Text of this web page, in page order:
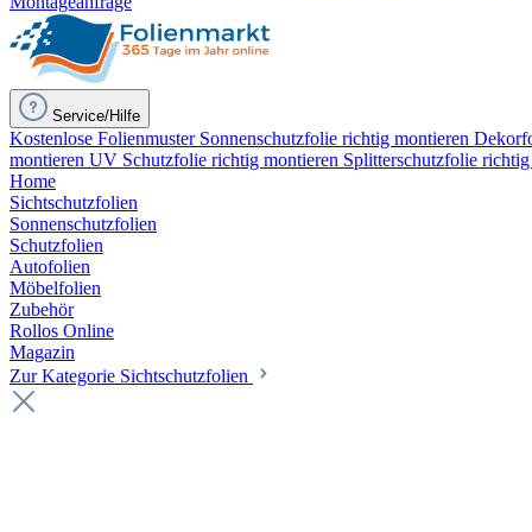
Service/Hilfe
Kostenlose Folienmuster Sonnenschutzfolie richtig montieren
montieren UV Schutzfolie richtig montieren Splitterschutzfolie
Home
Sichtschutzfolien
Sonnenschutzfolien
Schutzfolien
Autofolien
Möbelfolien
Zubehör
Rollos Online
Magazin
Zur Kategorie Sichtschutzfolien